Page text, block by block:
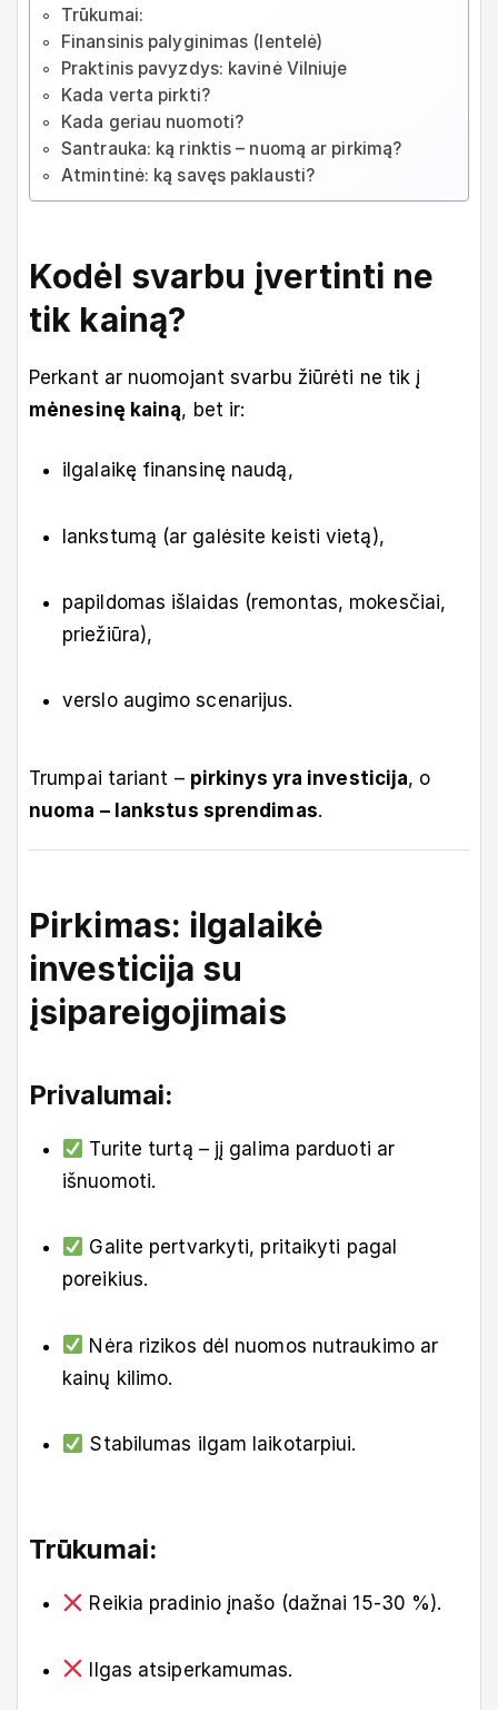
Trūkumai:
Finansinis palyginimas (lentelė)
Praktinis pavyzdys: kavinė Vilniuje
Kada verta pirkti?
Kada geriau nuomoti?
Santrauka: ką rinktis – nuomą ar pirkimą?
Atmintinė: ką savęs paklausti?
Kodėl svarbu įvertinti ne
tik kainą?
Perkant ar nuomojant svarbu žiūrėti ne tik į
mėnesinę kainą, bet ir:
ilgalaikę finansinę naudą,
lankstumą (ar galėsite keisti vietą),
papildomas išlaidas (remontas, mokesčiai,
priežiūra),
verslo augimo scenarijus.
Trumpai tariant – pirkinys yra investicija, o
nuoma – lankstus sprendimas.
Pirkimas: ilgalaikė
investicija su
įsipareigojimais
Privalumai:
Turite turtą – jį galima parduoti ar
išnuomoti.
Galite pertvarkyti, pritaikyti pagal
poreikius.
Nėra rizikos dėl nuomos nutraukimo ar
kainų kilimo.
Stabilumas ilgam laikotarpiui.
Trūkumai:
Reikia pradinio įnašo (dažnai 15-30 %).
Ilgas atsiperkamumas.